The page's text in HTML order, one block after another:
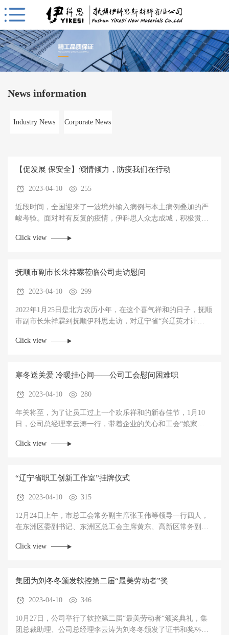
News information
Industry News Corporate News
【促发展 保安全】倾情倾力，防疫我们在行动
2023-04-10 255
近段时间，全国迎来了一波境外输入病例与本土病例叠加的严
峻考验。面对时有反复的疫情，伊科思人众志成城，积极贯彻
终保持高度警惕之心，恪尽防疫之责，严格遵守园区防疫闭环
Click view
抚顺市副市长朱祥霖莅临公司走访慰问
2023-04-10 299
2022年1月25日是北方农历小年，在这个喜气祥和的日子，抚顺
市副市长朱祥霖到抚顺伊科思走访，对辽宁省“兴辽英才计
的问候和祝福。
Click view
寒冬送关爱 冷暖挂心间——公司工会慰问困难职
2023-04-10 280
年关将至，为了让员工过上一个欢乐祥和的新春佳节，1月10
日，公司总经理李云涛一行，带着企业的关心和工会“娘家
物品及节日的祝福，把温暖送到困难职工心坎上。
Click view
“辽宁省职工创新工作室”挂牌仪式
2023-04-10 315
12月24日上午，市总工会常务副主席张玉伟等领导一行四人，
在东洲区委副书记、东洲区总工会主席黄东、高新区常务副主
工创新工作室挂牌仪式。“职工创新工作室”的成立旨在进一步
Click view
集团为刘冬冬颁发软控第二届“最美劳动者”奖
2023-04-10 346
10月27日，公司举行了软控第二届“最美劳动者“颁奖典礼，集
团总裁助理、公司总经理李云涛为刘冬冬颁发了证书和奖杯，